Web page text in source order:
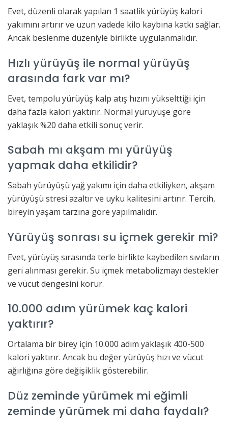
Evet, düzenli olarak yapılan 1 saatlik yürüyüş kalori
yakımını artırır ve uzun vadede kilo kaybına katkı sağlar.
Ancak beslenme düzeniyle birlikte uygulanmalıdır.
Hızlı yürüyüş ile normal yürüyüş
arasında fark var mı?
Evet, tempolu yürüyüş kalp atış hızını yükselttiği için
daha fazla kalori yaktırır. Normal yürüyüşe göre
yaklaşık %20 daha etkili sonuç verir.
Sabah mı akşam mı yürüyüş
yapmak daha etkilidir?
Sabah yürüyüşü yağ yakımı için daha etkiliyken, akşam
yürüyüşü stresi azaltır ve uyku kalitesini artırır. Tercih,
bireyin yaşam tarzına göre yapılmalıdır.
Yürüyüş sonrası su içmek gerekir mi?
Evet, yürüyüş sırasında terle birlikte kaybedilen sıvıların
geri alınması gerekir. Su içmek metabolizmayı destekler
ve vücut dengesini korur.
10.000 adım yürümek kaç kalori
yaktırır?
Ortalama bir birey için 10.000 adım yaklaşık 400-500
kalori yaktırır. Ancak bu değer yürüyüş hızı ve vücut
ağırlığına göre değişiklik gösterebilir.
Düz zeminde yürümek mi eğimli
zeminde yürümek mi daha faydalı?